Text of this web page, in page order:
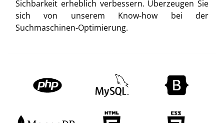
Sichbarkeit erheblich verbessern. Überzeugen Sie
sich von unserem Know-how bei der
Suchmaschinen-Optimierung.